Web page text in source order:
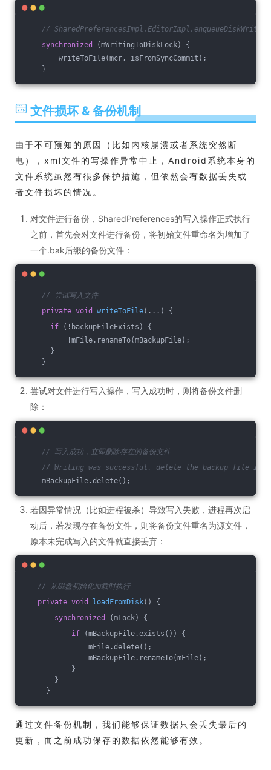
// SharedPreferencesImpl.EditorImpl.enqueueDiskWrite()
synchronized
(mWritingToDiskLock) {
writeToFile(mcr, isFromSyncCommit);
}
文件损坏 & 备份机制
由于不可预知的原因（比如内核崩溃或者系统突然断
电），xml文件的写操作异常中止，Android系统本身的
文件系统虽然有很多保护措施，但依然会有数据丢失或
者文件损坏的情况。
对文件进行备份，SharedPreferences的写入操作正式执行
之前，首先会对文件进行备份，将初始文件重命名为增加了
一个.bak后缀的备份文件：
// 尝试写入文件
private void writeToFile(...)
{
if (!backupFileExists) {
!mFile.renameTo(mBackupFile);
}
}
尝试对文件进行写入操作，写入成功时，则将备份文件删
除：
// 写入成功，立即删除存在的备份文件
// Writing was successful, delete the backup file if
mBackupFile.delete();
若因异常情况（比如进程被杀）导致写入失败，进程再次启
动后，若发现存在备份文件，则将备份文件重名为源文件，
原本未完成写入的文件就直接丢弃：
// 从磁盘初始化加载时执行
private void loadFromDisk()
{
synchronized
(mLock) {
if (mBackupFile.exists()) {
mFile.delete();
mBackupFile.renameTo(mFile);
}
}
}
通过文件备份机制，我们能够保证数据只会丢失最后的
更新，而之前成功保存的数据依然能够有效。